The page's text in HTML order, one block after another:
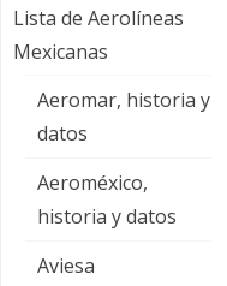
Lista de Aerolíneas
Mexicanas
Aeromar, historia y
datos
Aeroméxico,
historia y datos
Aviesa